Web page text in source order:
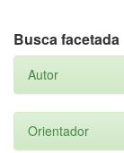
Busca facetada
Autor
Orientador